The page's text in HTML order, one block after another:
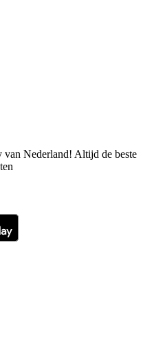
van Nederland! Altijd de beste